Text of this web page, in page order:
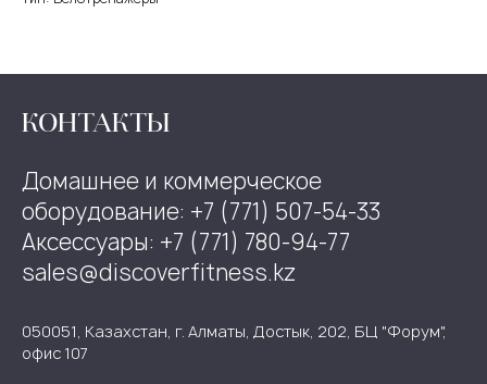
КОНТАКТЫ
Домашнее и коммерческое
оборудование: +7 (771) 507-54-33
Аксессуары: +7 (771) 780-94-77
sales@discoverfitness.kz
050051, Казахстан, г. Алматы, Достык, 202, БЦ "Форум",
офис 107